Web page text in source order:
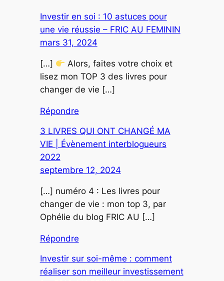
Investir en soi : 10 astuces pour
une vie réussie – FRIC AU FEMININ
mars 31, 2024
[…]
Alors, faites votre choix et
lisez mon TOP 3 des livres pour
changer de vie […]
Répondre
3 LIVRES QUI ONT CHANGÉ MA
VIE | Évènement interblogueurs
2022
septembre 12, 2024
[…] numéro 4 : Les livres pour
changer de vie : mon top 3, par
Ophélie du blog FRIC AU […]
Répondre
Investir sur soi-même : comment
réaliser son meilleur investissement